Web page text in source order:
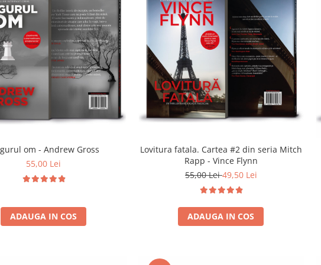
om - Andrew Gross
55,00 Lei
ADAUGA IN COS
Lovitura fatala. Cartea #2 din seria Mitch
Rapp - Vince Flynn
55,00 Lei49,50 Lei
ADAUGA IN COS